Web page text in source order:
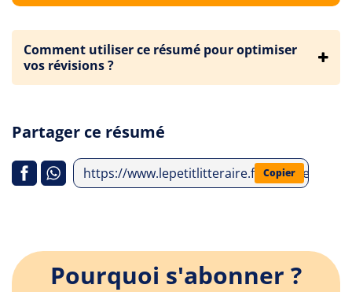
Comment utiliser ce résumé pour optimiser
vos révisions ?
Partager ce résumé
https://www.lepetitlitteraire.fr/analyses-
Copier
Pourquoi s'abonner ?